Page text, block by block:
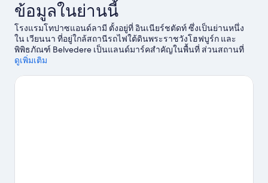
ข้อมูลในย่านนี้
โรงแรมโทปาซแอนด์ลามี ตั้งอยู่ที่ อินเนียร์ชตัดท์ ซึ่งเป็นย่านหนึ่ง
ใน เวียนนา ที่อยู่ใกล้สถานีรถไฟใต้ดินพระราชวังโฮฟบูร์ก และ
พิพิธภัณฑ์ Belvedere เป็นแลนด์มาร์คสำคัญในพื้นที่ ส่วนสถานที่
อันอุดมไปด้วยความงามทางธรรมชาติคือ พระเท ถ้าใครกำลังมอง
Happel หากมีเวลา ลองมาหากิจกรรมสนุกๆ ที่ได้รับความนิยมของที่
ดูเพิ่มเติม